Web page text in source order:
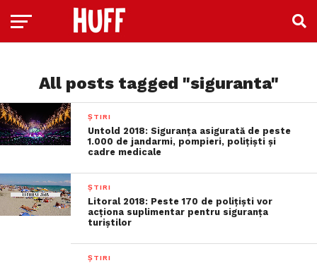
All posts tagged "siguranta"
ȘTIRI
Untold 2018: Siguranţa asigurată de peste
1.000 de jandarmi, pompieri, poliţişti şi
cadre medicale
ȘTIRI
Litoral 2018: Peste 170 de poliţişti vor
acţiona suplimentar pentru siguranţa
turiştilor
ȘTIRI